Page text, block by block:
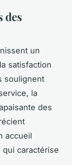
des
un
satisfaction
soulignent
la
des
accueil
qui caractérise